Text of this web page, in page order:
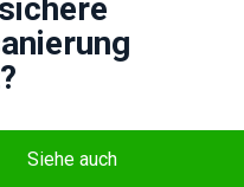
Siehe auch